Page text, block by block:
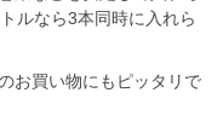
ルなら3本同時に入れら
お買い物にもピッタリで